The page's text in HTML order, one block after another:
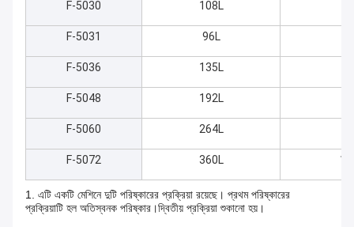
F-5030 108L
F-5031 96L
F-5036 135L
F-5048 192L
F-5060 264L
F-5072 360L
1. এটি একটি মেশিনে দুটি পরিষ্কারের প্রক্রিয়া রয়েছে। প্রথম পরিষ্কারের
প্রক্রিয়াটি হল অতিস্বনক পরিষ্কার।দ্বিতীয় প্রক্রিয়া শুকানো হয়।